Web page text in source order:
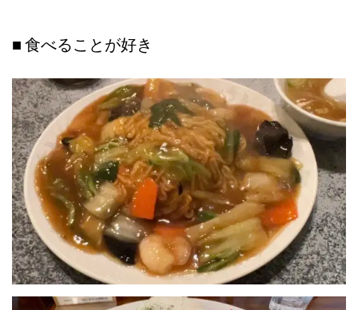
■ 食べることが好き